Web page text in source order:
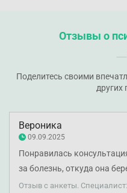
Отзывы о
Поделитесь своими
других
Вероника
09.09.2025
Понравилась
за болезнь, откуда она
такое лечение. Я очень
Отзыв с анкеты.